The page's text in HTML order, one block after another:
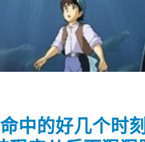
中的好几个时